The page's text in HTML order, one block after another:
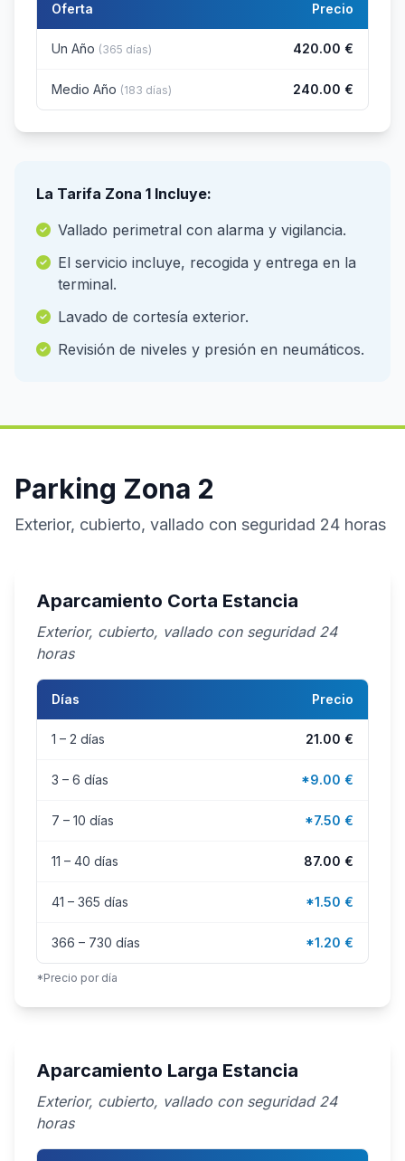
Oferta Precio
Un Año (365 días) 420.00 €
Medio Año (183 días) 240.00 €
La Tarifa Zona 1 Incluye:
Vallado perimetral con alarma y vigilancia.
El servicio incluye, recogida y entrega en la
terminal.
Lavado de cortesía exterior.
Revisión de niveles y presión en neumáticos.
Parking Zona 2
Exterior, cubierto, vallado con seguridad 24 horas
Aparcamiento Corta Estancia
Exterior, cubierto, vallado con seguridad 24
horas
Días Precio
1 – 2 días 21.00 €
3 – 6 días *9.00 €
7 – 10 días *7.50 €
11 – 40 días 87.00 €
41 – 365 días *1.50 €
366 – 730 días *1.20 €
*Precio por día
Aparcamiento Larga Estancia
Exterior, cubierto, vallado con seguridad 24
horas